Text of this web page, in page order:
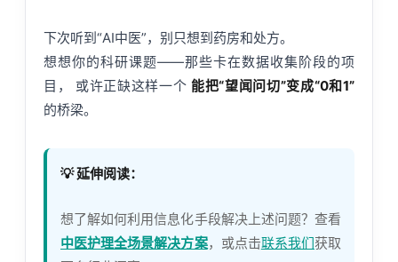
下次听到“AI中医”，别只想到药房和处方。
想想你的科研课题——那些卡在数据收集阶段的项
目， 或许正缺这样一个 能把“望闻问切”变成“0和1”
的桥梁。
💡 延伸阅读：
想了解如何利用信息化手段解决上述问题？查看
中医护理全场景解决方案，或点击联系我们获取